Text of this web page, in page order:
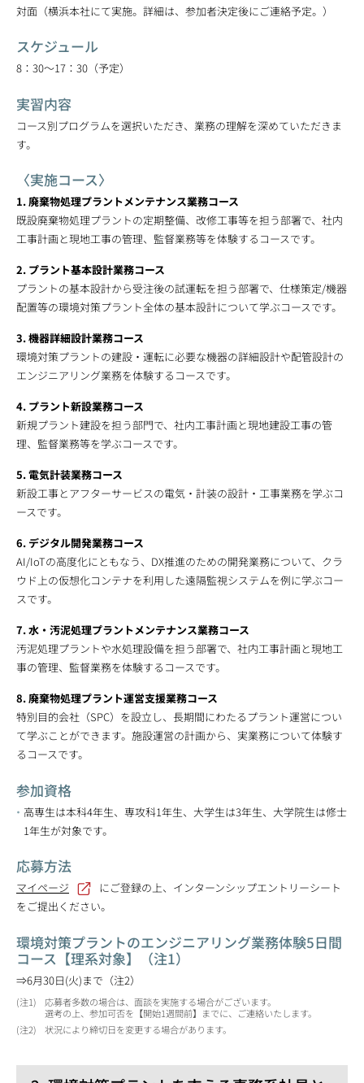
対面（横浜本社にて実施。詳細は、参加者決定後にご連絡予定。）
スケジュール
8：30～17：30（予定）
実習内容
コース別プログラムを選択いただき、業務の理解を深めていただきま
す。
〈実施コース〉
1. 廃棄物処理プラントメンテナンス業務コース
既設廃棄物処理プラントの定期整備、改修工事等を担う部署で、社内
工事計画と現地工事の管理、監督業務等を体験するコースです。
2. プラント基本設計業務コース
プラントの基本設計から受注後の試運転を担う部署で、仕様策定/機器
配置等の環境対策プラント全体の基本設計について学ぶコースです。
3. 機器詳細設計業務コース
環境対策プラントの建設・運転に必要な機器の詳細設計や配管設計の
エンジニアリング業務を体験するコースです。
4. プラント新設業務コース
新規プラント建設を担う部門で、社内工事計画と現地建設工事の管
理、監督業務等を学ぶコースです。
5. 電気計装業務コース
新設工事とアフターサービスの電気・計装の設計・工事業務を学ぶコ
ースです。
6. デジタル開発業務コース
AI/IoTの高度化にともなう、DX推進のための開発業務について、クラ
ウド上の仮想化コンテナを利用した遠隔監視システムを例に学ぶコー
スです。
7. 水・汚泥処理プラントメンテナンス業務コース
汚泥処理プラントや水処理設備を担う部署で、社内工事計画と現地工
事の管理、監督業務を体験するコースです。
8. 廃棄物処理プラント運営支援業務コース
特別目的会社（SPC）を設立し、長期間にわたるプラント運営につい
て学ぶことができます。施設運営の計画から、実業務について体験す
るコースです。
参加資格
高専生は本科4年生、専攻科1年生、大学生は3年生、大学院生は修士
1年生が対象です。
応募方法
マイページ
にご登録の上、インターンシップエントリーシート
をご提出ください。
環境対策プラントのエンジニアリング業務体験5日間
コース【理系対象】（注1）
⇒6月30日(火)まで（注2）
1
応募者多数の場合は、面談を実施する場合がございます。
選考の上、参加可否を【開始1週間前】までに、ご連絡いたします。
2
状況により締切日を変更する場合があります。